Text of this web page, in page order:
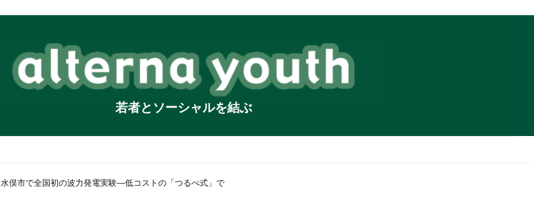
若者とソーシャルを結ぶ
水俣市で全国初の波力発電実験―低コストの「つるべ式」で